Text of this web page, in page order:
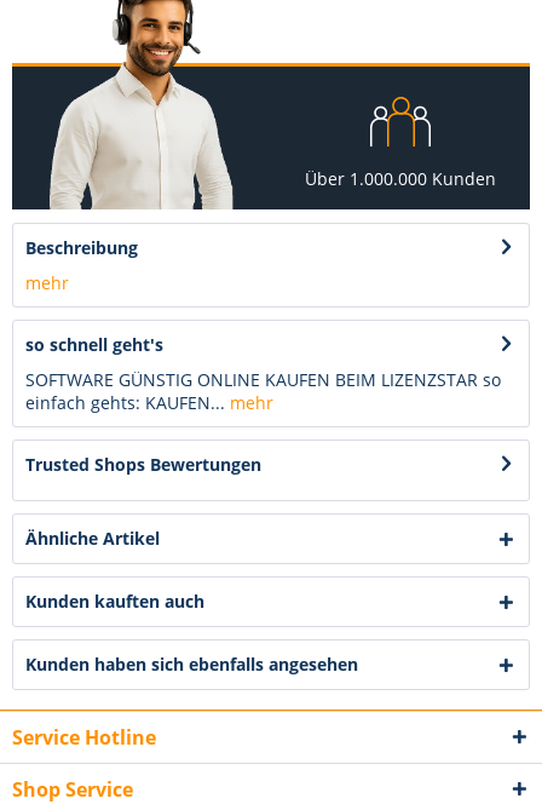
Über 1.000.000 Kunden
Beschreibung
mehr
so schnell geht's
SOFTWARE GÜNSTIG ONLINE KAUFEN BEIM LIZENZSTAR so
einfach gehts: KAUFEN... mehr
Trusted Shops Bewertungen
Ähnliche Artikel
Kunden kauften auch
Kunden haben sich ebenfalls angesehen
Service Hotline
Shop Service